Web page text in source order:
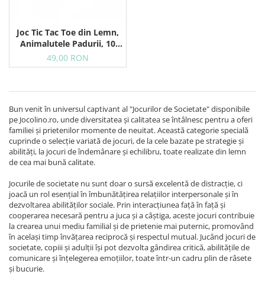
Joc Tic Tac Toe din Lemn,
Animalutele Padurii, 10
Piese in Punga Textila
49,00 RON
Bun venit în universul captivant al "Jocurilor de Societate" disponibile
pe Jocolino.ro, unde diversitatea și calitatea se întâlnesc pentru a oferi
familiei și prietenilor momente de neuitat. Această categorie specială
cuprinde o selecție variată de jocuri, de la cele bazate pe strategie și
abilități, la jocuri de îndemânare și echilibru, toate realizate din lemn
de cea mai bună calitate.
Jocurile de societate nu sunt doar o sursă excelentă de distracție, ci
joacă un rol esențial în îmbunătățirea relațiilor interpersonale și în
dezvoltarea abilităților sociale. Prin interacțiunea față în față și
cooperarea necesară pentru a juca și a câștiga, aceste jocuri contribuie
la crearea unui mediu familial și de prietenie mai puternic, promovând
în același timp învățarea reciprocă și respectul mutual. Jucând jocuri de
societate, copiii și adulții își pot dezvolta gândirea critică, abilitățile de
comunicare și înțelegerea emoțiilor, toate într-un cadru plin de râsete
și bucurie.